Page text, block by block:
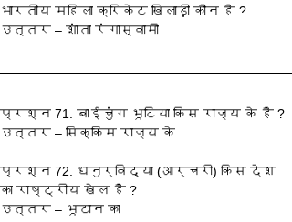
भारतीय महिला क्रिकेट खिलाड़ी कौन है ?
उत्तर – शांता रंगास्वामी
प्रश्‍न 71. बाईचुंग भूटिया किस राज्य के है ?
उत्तर – सिक्किम राज्य के
प्रश्‍न 72. धनुर्विद्या (आर्चरी) किस देश
का राष्ट्रीय खेल है ?
उत्तर – भूटान का